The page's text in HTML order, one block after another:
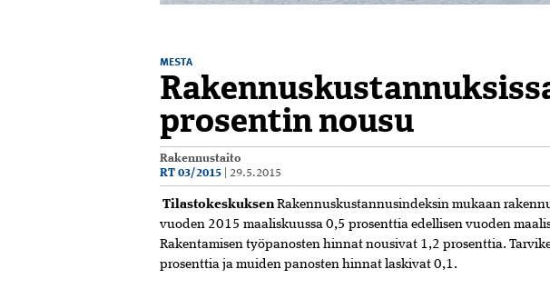
MESTA
prosentin nousu
Rakennustaito
RT 03/2015
29.5.2015
TilastokeskuksenRakennuskustannusindeksin mukaan
vuoden 2015 maaliskuussa 0,5 prosenttia edellisen vuoden
Rakentamisen työpanosten hinnat nousivat 1,2 prosenttia.
prosenttia ja muiden panosten hinnat laskivat 0,1.